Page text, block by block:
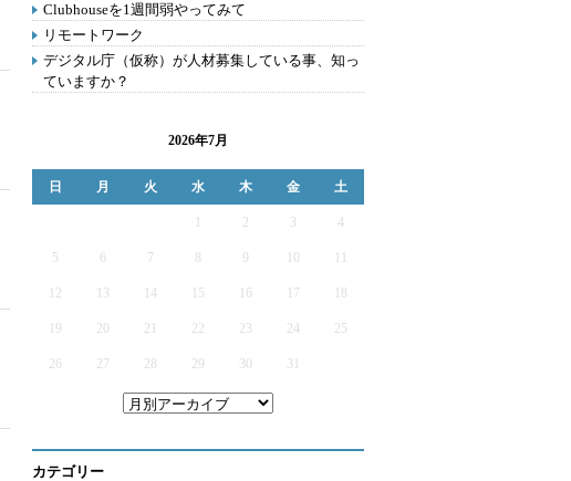
Clubhouseを1週間弱やってみて
リモートワーク
デジタル庁（仮称）が人材募集している事、知っ
ていますか？
2026年7月
日 月 火 水 木 金 土
2 3 4
5 6 7 9
12 13 14 15 16 17
19 20 21 22 23 24 25
26 27 28 29 30 31
カテゴリー